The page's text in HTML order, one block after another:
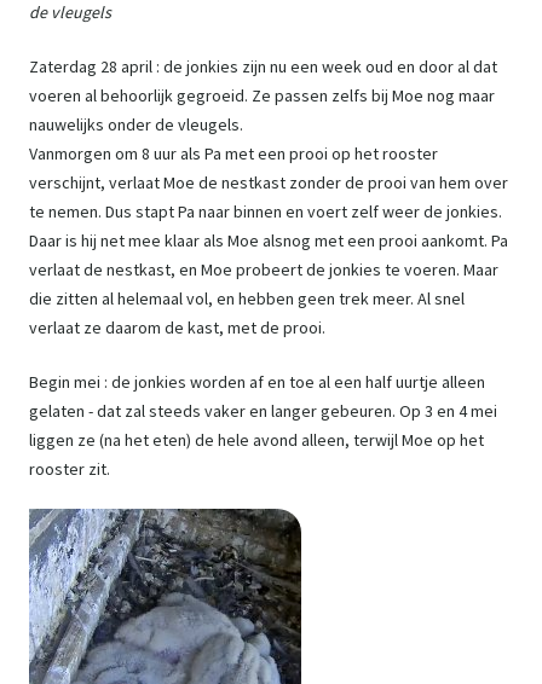
de vleugels
Zaterdag 28 april : de jonkies zijn nu een week oud en door al dat
voeren al behoorlijk gegroeid. Ze passen zelfs bij Moe nog maar
nauwelijks onder de vleugels.
Vanmorgen om 8 uur als Pa met een prooi op het rooster
verschijnt, verlaat Moe de nestkast zonder de prooi van hem over
te nemen. Dus stapt Pa naar binnen en voert zelf weer de jonkies.
Daar is hij net mee klaar als Moe alsnog met een prooi aankomt. Pa
verlaat de nestkast, en Moe probeert de jonkies te voeren. Maar
die zitten al helemaal vol, en hebben geen trek meer. Al snel
verlaat ze daarom de kast, met de prooi.
Begin mei : de jonkies worden af en toe al een half uurtje alleen
gelaten - dat zal steeds vaker en langer gebeuren. Op 3 en 4 mei
liggen ze (na het eten) de hele avond alleen, terwijl Moe op het
rooster zit.